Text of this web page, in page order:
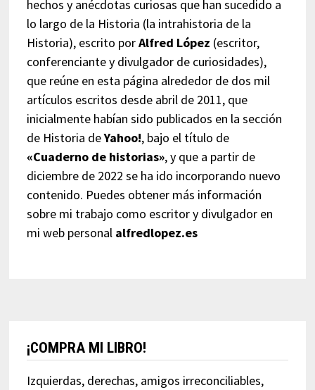
hechos y anécdotas curiosas que han sucedido a
lo largo de la Historia (la intrahistoria de la
Historia), escrito porAlfred López (escritor,
conferenciante y divulgador de curiosidades),
que reúne en esta página alrededor de dos mil
artículos escritos desde abril de 2011, que
inicialmente habían sido publicados en la sección
de Historia deYahoo!, bajo el título de
«Cuaderno de historias», y que a partir de
diciembre de 2022 se ha ido incorporando nuevo
contenido. Puedes obtener más información
sobre mi trabajo como escritor y divulgador en
mi web personal alfredlopez.es
¡COMPRA MI LIBRO!
Izquierdas, derechas, amigos irreconciliables,